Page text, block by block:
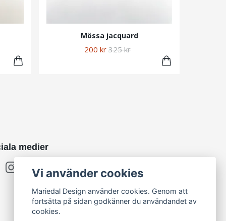
Mössa jacquard
200 kr 325 kr
medier
Vi använder cookies
Mariedal Design använder cookies. Genom att
fortsätta på sidan godkänner du användandet av
cookies.